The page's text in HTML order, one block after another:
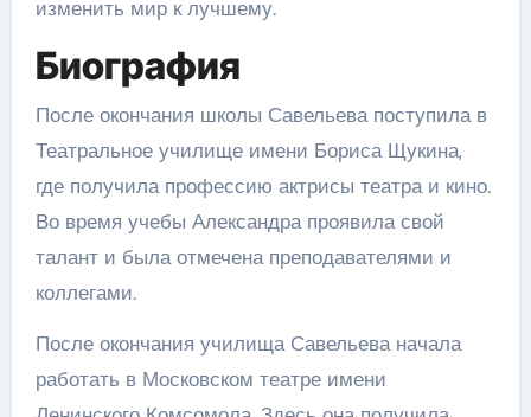
изменить мир к лучшему.
Биография
После окончания школы Савельева поступила в
Театральное училище имени Бориса Щукина,
где получила профессию актрисы театра и кино.
Во время учебы Александра проявила свой
талант и была отмечена преподавателями и
коллегами.
После окончания училища Савельева начала
работать в Московском театре имени